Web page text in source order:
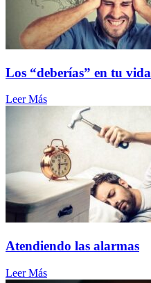
Los “deberías” en tu vida
Leer Más
Atendiendo las alarmas
Leer Más